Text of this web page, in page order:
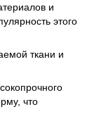
и
этого
ткани и
что